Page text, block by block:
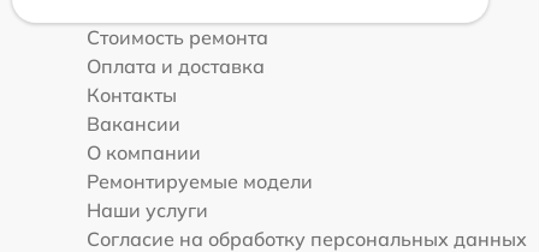
Стоимость ремонта
Оплата и доставка
Контакты
Вакансии
О компании
Ремонтируемые модели
Наши услуги
Согласие на обработку персональных данных